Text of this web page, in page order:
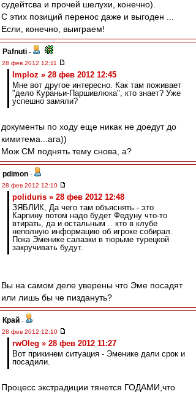
судейтсва и прочей шелухи, конечно).
С этих позиций перенос даже и выгоден ...
Если, конечно, выиграем!
Pafnuti -
28 фев 2012 12:11
Imploz » 28 фев 2012 12:45
Мне вот другое интересно. Как там поживает
"дело Кураньи-Паршивлюка", кто знает? Уже
успешно замяли?
документы по ходу еще никак не доедут до
кимитема...ага))
Мож СМ поднять тему снова, а?
pdimon -
28 фев 2012 12:10
poliduris » 28 фев 2012 12:48
ЗЯБЛИК, Да чего там объяснять - это
Карпину потом надо будет Федуну что-то
втирать, да и остальным .. кто в клубе
неполную информацию об игроке собирал.
Пока Эменике салазки в тюрьме турецкой
закручивать будут.
Вы на самом деле уверены что Эме посадят
или лишь бы че пиздануть?
Край -
28 фев 2012 12:10
rwOleg » 28 фев 2012 11:27
Вот прикинем ситуация - Эменике дали срок и
посадили.
Процесс экстрадиции тянется ГОДАМИ,что